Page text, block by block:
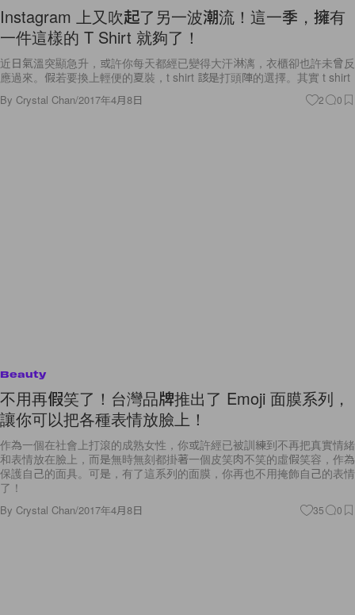
Instagram 上又吹起了另一波潮流！這一季，擁有
一件這樣的 T Shirt 就夠了！
近日氣溫突顯急升，或許你每天都經已變得大汗淋漓，衣櫃卻也許未曾反
應過來。假若要換上輕便的夏裝，t shirt 該是打頭陣的選擇。其實 t shirt
By Crystal Chan/2017年4月8日 2 0
Beauty
不用再假笑了！台灣品牌推出了 Emoji 面膜系列，
讓你可以把各種表情放臉上！
作為一個在社會上打滾的成熟女性，你或許經已被訓練到不再把真實情緒
和表情放在臉上，而是無時無刻都掛著一個皮笑肉不笑的虛假笑容，作為
保護自己的面具。可是，有了這系列的面膜，你再也不用掩飾自己的表情
了！
By Crystal Chan/2017年4月8日 35 0